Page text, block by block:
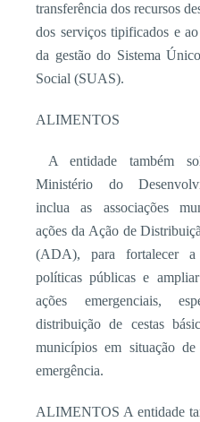
transferência dos recursos
dos serviços tipificados e
da gestão do Sistema
Social (SUAS).
ALIMENTOS
A entidade também
Ministério do
inclua as associações
ações da Ação de
(ADA), para fortalecer a
políticas públicas e
ações emergenciais,
distribuição de cestas
municípios em situação de
emergência.
ALIMENTOS A entidade